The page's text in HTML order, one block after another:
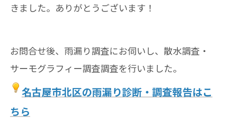
きました。ありがとうございます！
お問合せ後、雨漏り調査にお伺いし、散水調査・
サーモグラフィー調査調査を行いました。
名古屋市北区の雨漏り診断・調査報告はこ
ちら